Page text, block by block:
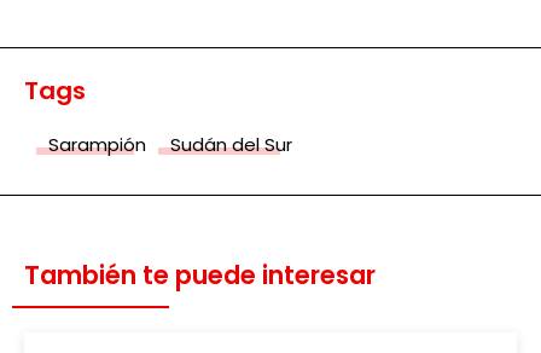
Tags
Sarampión Sudán del Sur
También te puede interesar